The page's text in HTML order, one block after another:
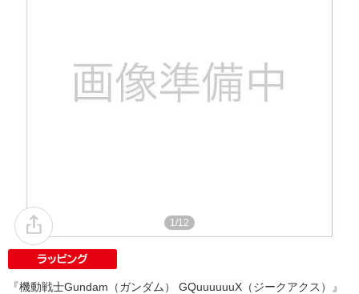
1/12
『機動戦士Gundam（ガンダム） GQuuuuuuX（ジークアクス）』